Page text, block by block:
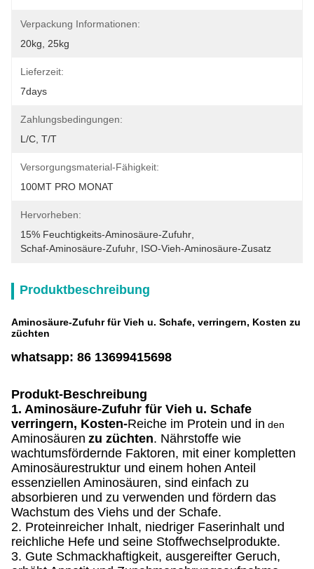
Verpackung Informationen:
20kg, 25kg
Lieferzeit:
7days
Zahlungsbedingungen:
L/C, T/T
Versorgungsmaterial-Fähigkeit:
100MT PRO MONAT
Hervorheben:
15% Feuchtigkeits-Aminosäure-Zufuhr
Schaf-Aminosäure-Zufuhr ISO-Vieh-Aminosäure-Zusatz
Produktbeschreibung
Aminosäure-Zufuhr für Vieh u. Schafe, verringern, Kosten zu
züchten
whatsapp: 86 13699415698
Produkt-Beschreibung
1. Aminosäure-Zufuhr für Vieh u. Schafe
verringern, Kosten-Reiche im Protein und in den
Aminosäuren zu züchten. Nährstoffe wie
wachtumsfördernde Faktoren, mit einer kompletten
Aminosäurestruktur und einem hohen Anteil
essenziellen Aminosäuren, sind einfach zu
absorbieren und zu verwenden und fördern das
Wachstum des Viehs und der Schafe.
2. Proteinreicher Inhalt, niedriger Faserinhalt und
reichliche Hefe und seine Stoffwechselprodukte.
3. Gute Schmackhaftigkeit, ausgereifter Geruch,